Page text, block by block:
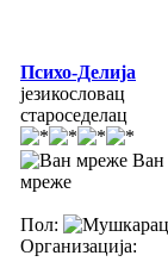
Психо-Делија
језикословац
староседелац
Ван
мреже
Пол:
Организација: